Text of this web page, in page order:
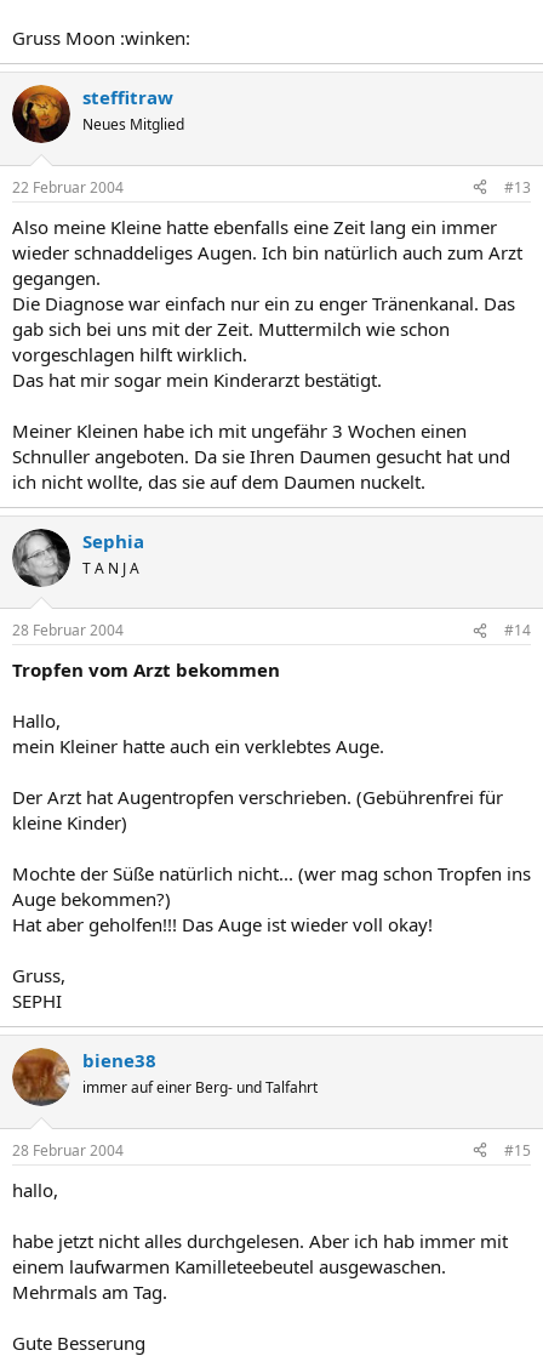
Gruss Moon :winken:
steffitraw
Neues Mitglied
22 Februar 2004 #13
Also meine Kleine hatte ebenfalls eine Zeit lang ein immer
wieder schnaddeliges Augen. Ich bin natürlich auch zum Arzt
gegangen.
Die Diagnose war einfach nur ein zu enger Tränenkanal. Das
gab sich bei uns mit der Zeit. Muttermilch wie schon
vorgeschlagen hilft wirklich.
Das hat mir sogar mein Kinderarzt bestätigt.
Meiner Kleinen habe ich mit ungefähr 3 Wochen einen
Schnuller angeboten. Da sie Ihren Daumen gesucht hat und
ich nicht wollte, das sie auf dem Daumen nuckelt.
Sephia
T A N J A
28 Februar 2004 #14
Tropfen vom Arzt bekommen
Hallo,
mein Kleiner hatte auch ein verklebtes Auge.
Der Arzt hat Augentropfen verschrieben. (Gebührenfrei für
kleine Kinder)
Mochte der Süße natürlich nicht... (wer mag schon Tropfen ins
Auge bekommen?)
Hat aber geholfen!!! Das Auge ist wieder voll okay!
Gruss,
SEPHI
biene38
immer auf einer Berg- und Talfahrt
28 Februar 2004 #15
hallo,
habe jetzt nicht alles durchgelesen. Aber ich hab immer mit
einem laufwarmen Kamilleteebeutel ausgewaschen.
Mehrmals am Tag.
Gute Besserung